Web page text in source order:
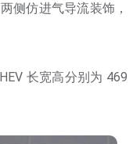
侧仿进气导流装饰，
长宽高分别为 469